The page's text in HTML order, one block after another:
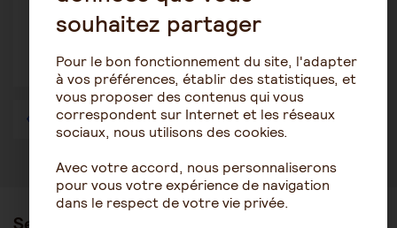
34
1 2 3 4 5 6 … 36
souhaitez partager
Pour le bon fonctionnement du site, l'adapter
à vos préférences, établir des statistiques, et
vous proposer des contenus qui vous
correspondent sur Internet et les réseaux
sociaux, nous utilisons des cookies.
Avec votre accord, nous personnaliserons
pour vous votre expérience de navigation
dans le respect de votre vie privée.